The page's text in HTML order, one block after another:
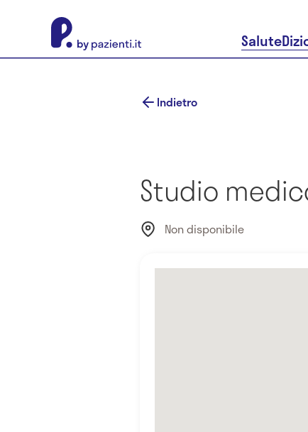
Salute
Indietro
Studio
Non disponibile